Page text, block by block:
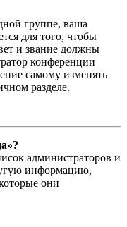
группе, ваша
для того, чтобы
и звание должны
конференции
самому изменять
разделе.
администраторов и
информацию,
они